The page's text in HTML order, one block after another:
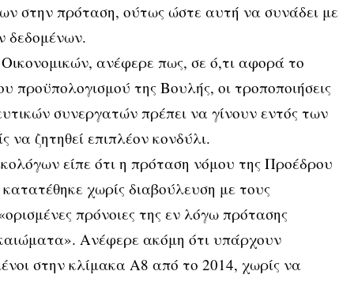
στην πρόταση, ούτως ώστε αυτή να συνάδει με
δεδομένων.
ανέφερε πως, σε ό,τι αφορά το
προϋπολογισμού της Βουλής, οι τροποποιήσεις
συνεργατών πρέπει να γίνουν εντός των
ζητηθεί επιπλέον κονδύλι.
είπε ότι η πρόταση νόμου της Προέδρου
χωρίς διαβούλευση με τους
πρόνοιες της εν λόγω πρότασης
Ανέφερε ακόμη ότι υπάρχουν
στην κλίμακα Α8 από το 2014, χωρίς να